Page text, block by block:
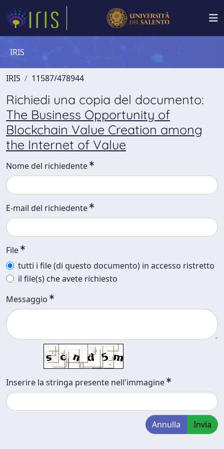
IRIS
IRIS 11587/478944
Richiedi una copia del documento:
The Business Opportunity of
Blockchain Value Creation among
the Internet of Value
Nome del richiedente
E-mail del richiedente
File
tutti i file (di questo documento) in accesso ristretto
il file(s) che avete richiesto
Messaggio
Inserire la stringa presente nell'immagine
Annulla Invia